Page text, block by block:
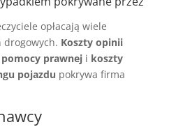
opłacają wiele
drogowych. Koszty opinii
prawneji koszty
pojazdu pokrywa firma